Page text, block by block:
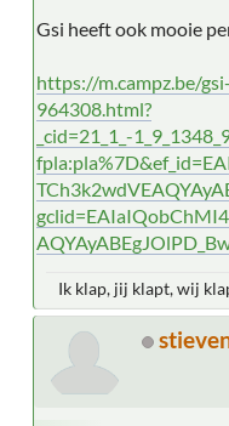
Gsi heeft ook mooie
https://m.campz.be/
964308.html?
_cid=21_1_-
Ik klap, jij klapt, wij